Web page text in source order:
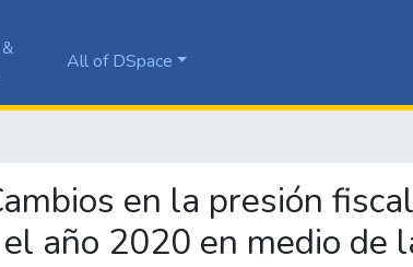
All of DSpace
en la presión
año 2020 en medio de